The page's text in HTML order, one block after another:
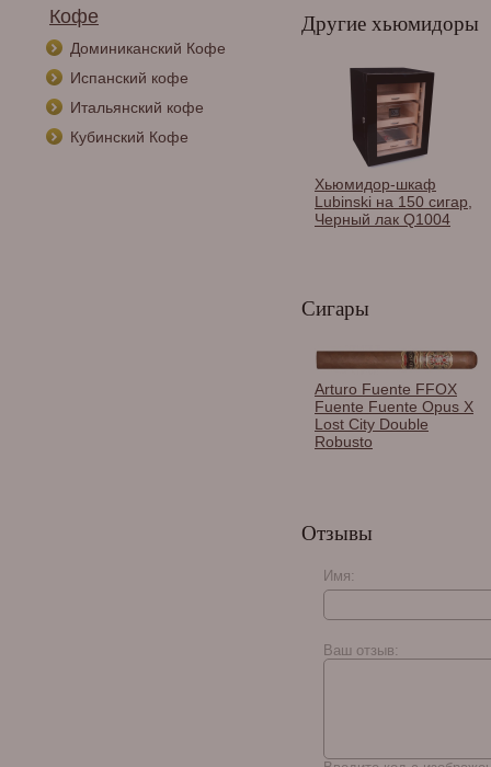
Кофе
Доминиканский Кофе
Испанский кофе
Итальянский кофе
Кубинский Кофе
Другие хьюмидоры
Хьюмидор-шкаф
Lubinski на 150 сигар,
Черный лак Q1004
на 75 сигар, кубинский
Сигары
Arturo Fuente FFOX
Fuente Fuente Opus X
Lost City Double
Robusto
My Father La
Opulencia Box Pressed
Robusto
Отзывы
Имя:
Ваш отзыв: